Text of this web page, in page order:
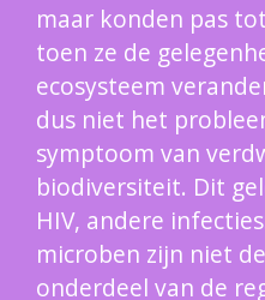
maar konden pas
toen ze de
ecosysteem
dus niet het
symptoom van
biodiversiteit. Dit
HIV, andere
microben zijn niet
onderdeel van de